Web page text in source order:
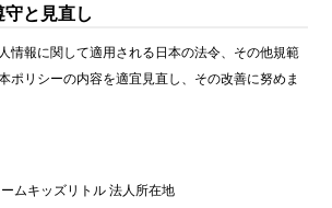
と見直し
情報に関して適用される日本の法令、その他規範
ポリシーの内容を適宜見直し、その改善に努めま
ムキッズリトル 法人所在地